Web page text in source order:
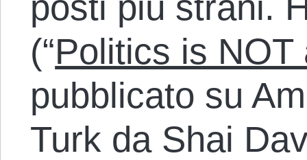
(“Politics is
pubblicato su
Turk da Shai